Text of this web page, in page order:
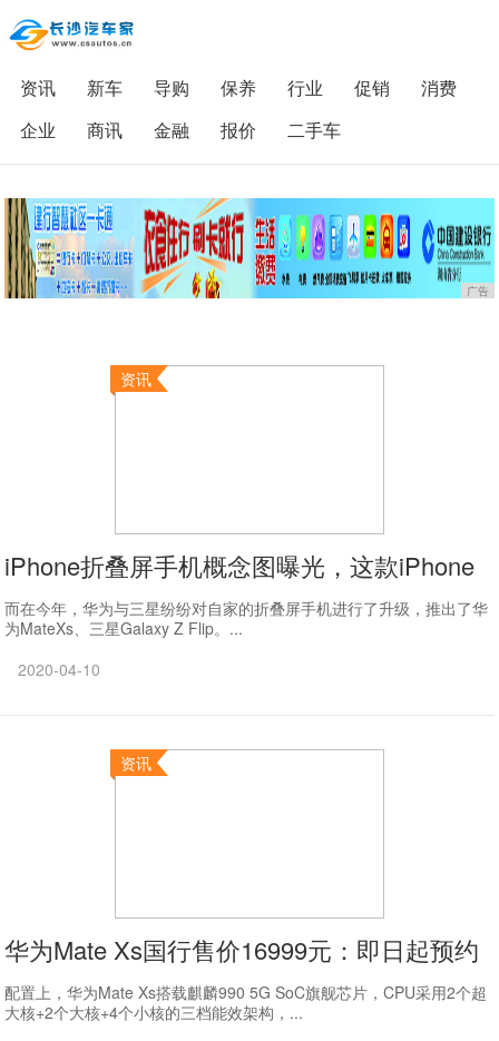
资讯 新车 导购 保养 行业 促销
消费
企业
商讯 金融 报价 二手车
广告
资讯
iPhone折叠屏手机概念图曝光，这款iPhone
而在今年，华为与三星纷纷对自家的折叠屏手机进行了升级，推出了华
为MateXs、三星Galaxy Z Flip。...
2020-04-10
资讯
华为Mate Xs国行售价16999元：即日起预约
配置上，华为Mate Xs搭载麒麟990 5G SoC旗舰芯片，CPU采用2个超
大核+2个大核+4个小核的三档能效架构，...